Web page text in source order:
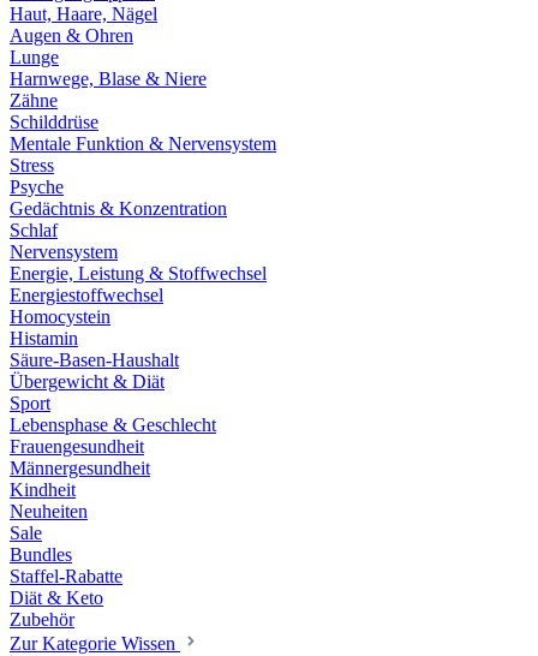
Haut, Haare, Nägel
Augen & Ohren
Lunge
Harnwege, Blase & Niere
Zähne
Schilddrüse
Mentale Funktion & Nervensystem
Stress
Psyche
Gedächtnis & Konzentration
Schlaf
Nervensystem
Energie, Leistung & Stoffwechsel
Energiestoffwechsel
Homocystein
Histamin
Säure-Basen-Haushalt
Übergewicht & Diät
Sport
Lebensphase & Geschlecht
Frauengesundheit
Männergesundheit
Kindheit
Neuheiten
Sale
Bundles
Staffel-Rabatte
Diät & Keto
Zubehör
Zur Kategorie Wissen